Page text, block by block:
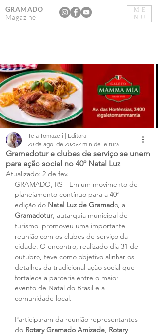
ME
NU
GRAMADO
Magazine
Gramadotur e clubes de serviço se unem
para ação social no 40º Natal Luz
Tela Tomazeli | Editora
20 de ago. de 2025 2 min de leitura
Atualizado: 2 de fev.
GRAMADO, RS - Em um movimento de
planejamento contínuo para a 40ª
edição do Natal Luz de Gramado, a
Gramadotur, autarquia municipal de
turismo, promoveu uma importante
reunião com os clubes de serviço da
cidade. O encontro, realizado dia 31 de
outubro, teve como objetivo alinhar os
detalhes da tradicional ação social que
fortalece a parceria entre o maior
evento de Natal do Brasil e a
comunidade local.
Participaram da reunião representantes
do Rotary Gramado Amizade, Rotary